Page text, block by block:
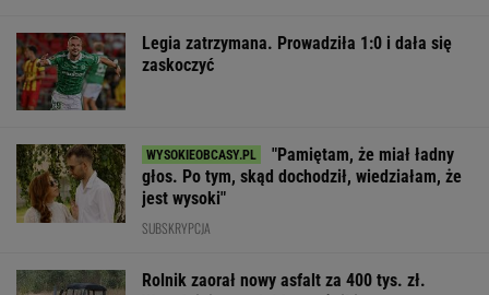
Legia zatrzymana. Prowadziła 1:0 i dała się
zaskoczyć
"Pamiętam, że miał ładny
głos. Po tym, skąd dochodził, wiedziałam, że
jest wysoki"
SUBSKRYPCJA
Rolnik zaorał nowy asfalt za 400 tys. zł.